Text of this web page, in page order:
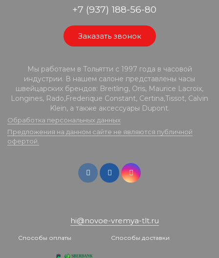
+7 (937) 188-56-80
Заказать звонок
Мы работаем в Тольятти с 1997 года в часовой
индустрии. В нашем салоне представлены часы
швейцарских брендов: Breitling, Oris, Maurice Lacroix,
Longines, Rado,Frederique Constant, Certina,Tissot, Calvin
Klein, а также аксессуары Dupont.
Обработка персональных данных
Предложения на данном сайте не являются публичной
офертой.
hi@novoe-vremya-tlt.ru
Способы оплаты Способы доставки